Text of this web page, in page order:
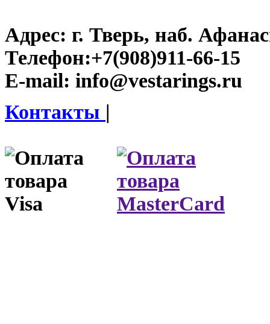
Адрес: г. Тверь, наб.
Телефон:+7(908)911-66-15
E-mail: info@vestarings.ru
Контакты |